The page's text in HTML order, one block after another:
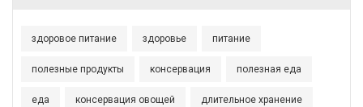
здоровое питание здоровье питание
полезные продукты консервация полезная еда
еда консервация овощей длительное хранение